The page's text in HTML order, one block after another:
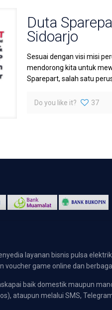
Duta
Sidoarjo
Sesuai dengan visi misi
mendorong kita untuk
Sparepart, salah satu
Do you like it? 37
layanan bisnis pulsa
voucher game online dan
baik domestik maupun
ataupun melalui SMS,